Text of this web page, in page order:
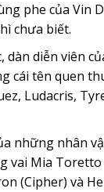
phe của Vin
chưa biết.
diễn viên
cái tên quen
Ludacris,
những nhân
vai Mia Toretto
(Cipher) và